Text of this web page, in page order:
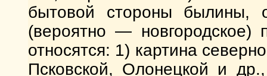
бытовой стороны былины,
(вероятно —
относятся: 1) картина
Псковской, Олонецкой и